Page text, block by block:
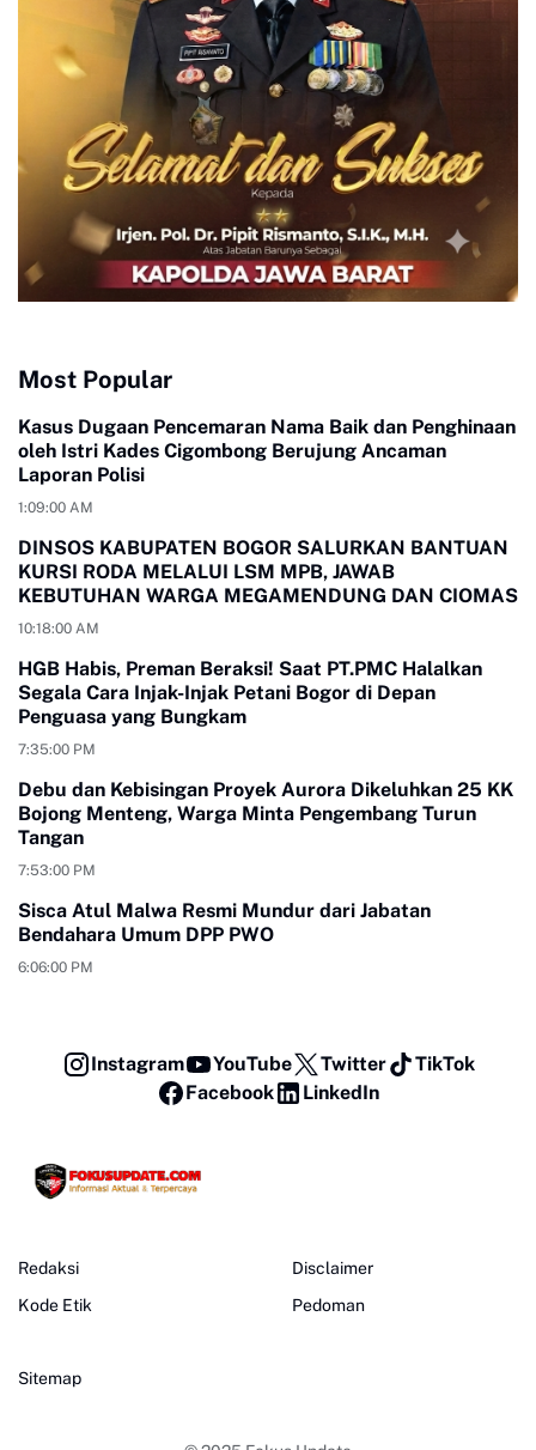
Most Popular
Kasus Dugaan Pencemaran Nama Baik dan Penghinaan
oleh Istri Kades Cigombong Berujung Ancaman
Laporan Polisi
1:09:00 AM
DINSOS KABUPATEN BOGOR SALURKAN BANTUAN
KURSI RODA MELALUI LSM MPB, JAWAB
KEBUTUHAN WARGA MEGAMENDUNG DAN CIOMAS
10:18:00 AM
HGB Habis, Preman Beraksi! Saat PT.PMC Halalkan
Segala Cara Injak-Injak Petani Bogor di Depan
Penguasa yang Bungkam
7:35:00 PM
Debu dan Kebisingan Proyek Aurora Dikeluhkan 25 KK
Bojong Menteng, Warga Minta Pengembang Turun
Tangan
7:53:00 PM
Sisca Atul Malwa Resmi Mundur dari Jabatan
Bendahara Umum DPP PWO
6:06:00 PM
Instagram YouTube Twitter
TikTok
Facebook
LinkedIn
Redaksi
Kode Etik
Disclaimer
Pedoman
Sitemap